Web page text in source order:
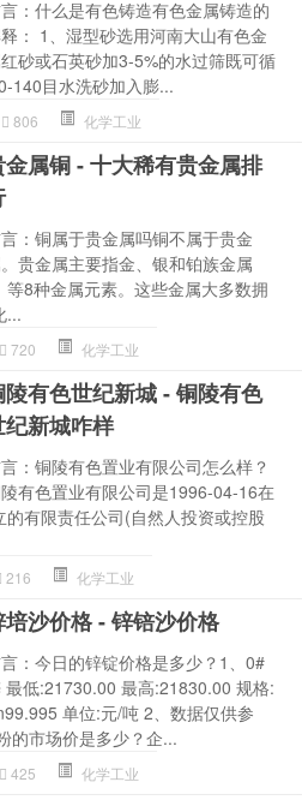
：什么是有色铸造有色金属铸造的
： 1、湿型砂选用河南大山有色金
砂或石英砂加3-5%的水过筛既可循
140目水洗砂加入膨...
806 化学工业
金属铜 - 十大稀有贵金属排
：铜属于贵金属吗铜不属于贵金
贵金属主要指金、银和铂族金属
等8种金属元素。这些金属大多数拥
...
720 化学工业
陵有色世纪新城 - 铜陵有色
纪新城咋样
：铜陵有色置业有限公司怎么样？
有色置业有限公司是1996-04-16在
有限责任公司(自然人投资或控股
216 化学工业
培沙价格 - 锌锫沙价格
：今日的锌锭价格是多少？1、0#
最低:21730.00 最高:21830.00 规格:
单位:元/吨 2、数据仅供参
的市场价是多少？企...
425 化学工业